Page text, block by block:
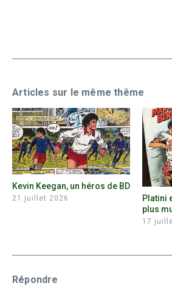
Articles sur le même thême
Kevin Keegan, un héros de BD
21 juillet 2026
Platini
plus
17
Répondre